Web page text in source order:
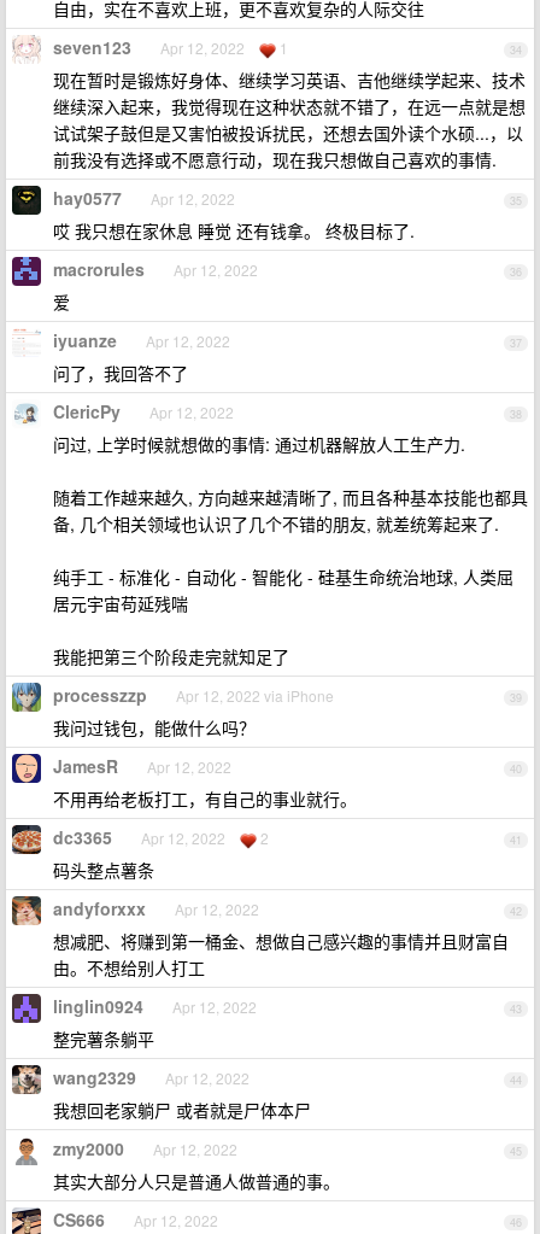
自由，实在不喜欢上班，更不喜欢复杂的人际交往
34
seven123 Apr 12, 2022 1
现在暂时是锻炼好身体、继续学习英语、吉他继续学起来、技术
继续深入起来，我觉得现在这种状态就不错了，在远一点就是想
试试架子鼓但是又害怕被投诉扰民，还想去国外读个水硕...，以
前我没有选择或不愿意行动，现在我只想做自己喜欢的事情.
35
hay0577 Apr 12, 2022
哎 我只想在家休息 睡觉 还有钱拿。 终极目标了.
36
macrorules Apr 12, 2022
爱
37
iyuanze Apr 12, 2022
问了，我回答不了
38
ClericPy Apr 12, 2022
问过, 上学时候就想做的事情: 通过机器解放人工生产力.
随着工作越来越久, 方向越来越清晰了, 而且各种基本技能也都具
备, 几个相关领域也认识了几个不错的朋友, 就差统筹起来了.
纯手工 - 标准化 - 自动化 - 智能化 - 硅基生命统治地球, 人类屈
居元宇宙苟延残喘
我能把第三个阶段走完就知足了
39
processzzp Apr 12, 2022 via iPhone
我问过钱包，能做什么吗？
40
JamesR Apr 12, 2022
不用再给老板打工，有自己的事业就行。
41
dc3365 Apr 12, 2022 2
码头整点薯条
42
andyforxxx Apr 12, 2022
想减肥、将赚到第一桶金、想做自己感兴趣的事情并且财富自
由。不想给别人打工
43
linglin0924 Apr 12, 2022
整完薯条躺平
44
wang2329 Apr 12, 2022
我想回老家躺尸 或者就是尸体本尸
45
zmy2000 Apr 12, 2022
其实大部分人只是普通人做普通的事。
46
CS666 Apr 12, 2022